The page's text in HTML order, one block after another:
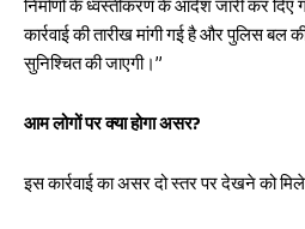
निर्माणों के ध्वस्तीकरण के आदेश जारी कर
कार्रवाई की तारीख मांगी गई है और पुलिस बल
सुनिश्चित की जाएगी।”
आम लोगों पर क्या होगा असर?
इस कार्रवाई का असर दो स्तर पर देखने को